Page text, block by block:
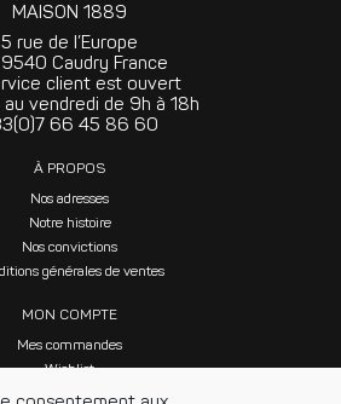
MAISON 1889
5 rue de l’Europe
Caudry France
client est ouvert
au vendredi de 9h à 18h
66 45 86 60
À PROPOS
Nos adresses
Notre histoire
Nos convictions
générales de ventes
MON COMPTE
Mes commandes
Wishlist